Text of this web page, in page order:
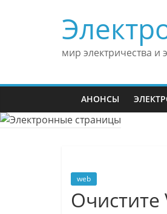
мир электричества и
АНОНСЫ
web
Очистите